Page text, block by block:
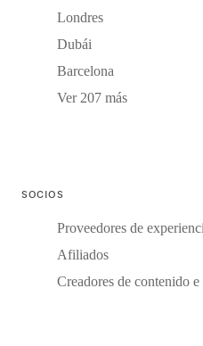
Londres
Dubái
Barcelona
Ver 207 más
SOCIOS
Proveedores de
Afiliados
Creadores de contenido